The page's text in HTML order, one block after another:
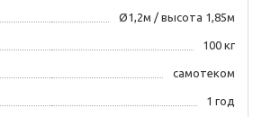
Ø1,2м / высота 1,85м
100 кг
самотеком
1 год